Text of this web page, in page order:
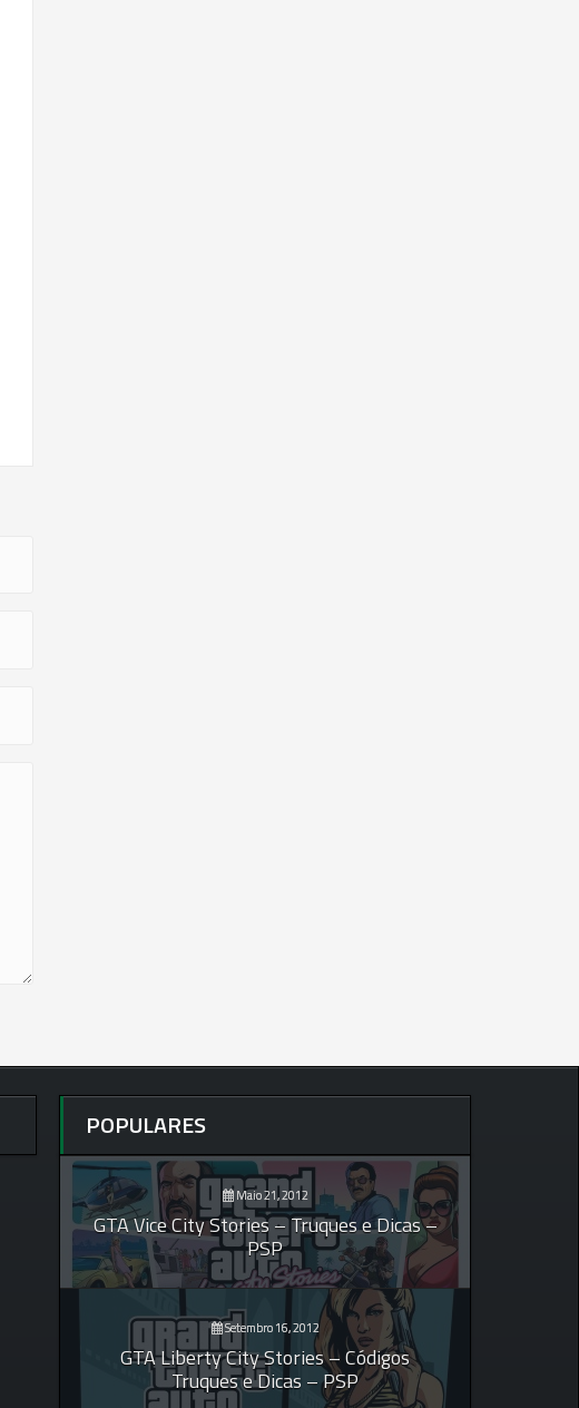
POPULARES
Maio 21, 2012
GTA Vice City Stories – Truques e Dicas –
PSP
Setembro 16, 2012
GTA Liberty City Stories – Códigos
Truques e Dicas – PSP